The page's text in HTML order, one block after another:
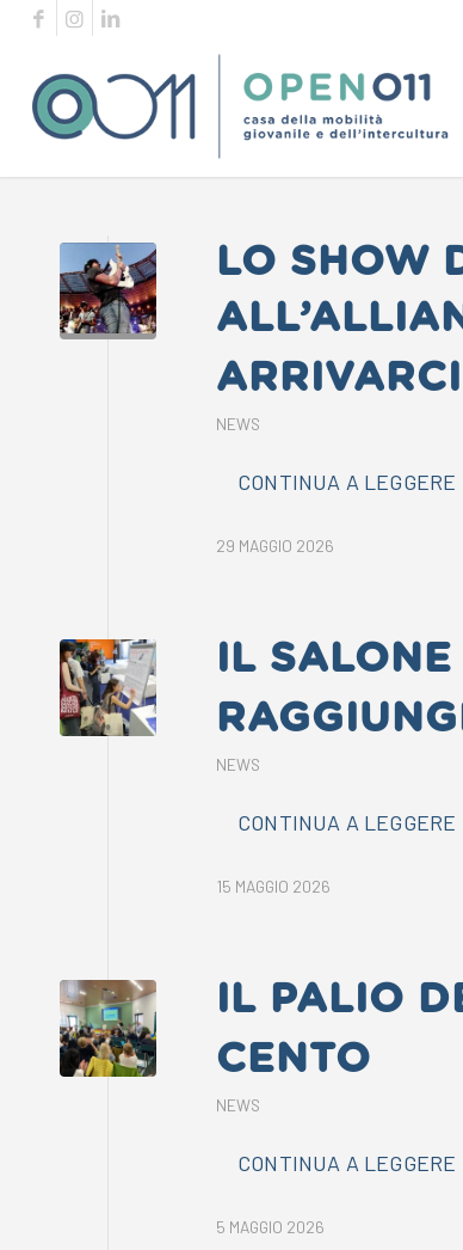
LO SHOW
ARRIVARCI
NEWS
CONTINUA A LEGGERE
29 MAGGIO 2026
IL
NEWS
CONTINUA A LEGGERE
15 MAGGIO 2026
IL PALIO
CENTO
NEWS
CONTINUA A LEGGERE
5 MAGGIO 2026